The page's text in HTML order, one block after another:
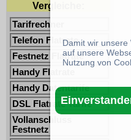
Vergleiche:
Tarifrechner
Telefon Flatrate
Festnetz Flatrate
Handy Flatrate
Handy Datentarife
DSL Flatrate Tarife
Vollanschluss
Festnetz
Damit wir
auf unsere
Nutzung von